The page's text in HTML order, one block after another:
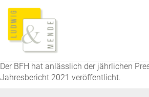
Der BFH hat anlässlich der jährlichen
Jahresbericht 2021 veröffentlicht.